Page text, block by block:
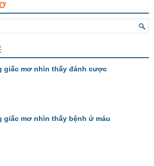
giấc mơ nhìn thấy đánh cược
giấc mơ nhìn thấy bệnh ứ máu